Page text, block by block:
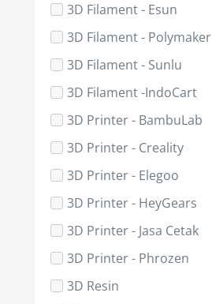
3D Filament - Esun
3D Filament - Polymaker
3D Filament - Sunlu
3D Filament -IndoCart
3D Printer - BambuLab
3D Printer - Creality
3D Printer - Elegoo
3D Printer - HeyGears
3D Printer - Jasa Cetak
3D Printer - Phrozen
3D Resin